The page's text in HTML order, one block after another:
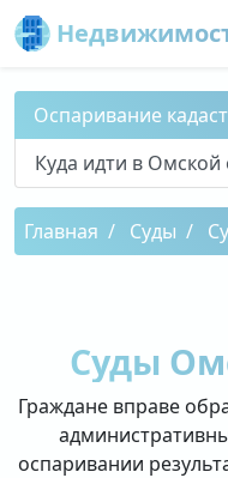
Оспаривание
Куда идти в Омской
Главная Суды
Суды
Граждане вправе
оспаривании